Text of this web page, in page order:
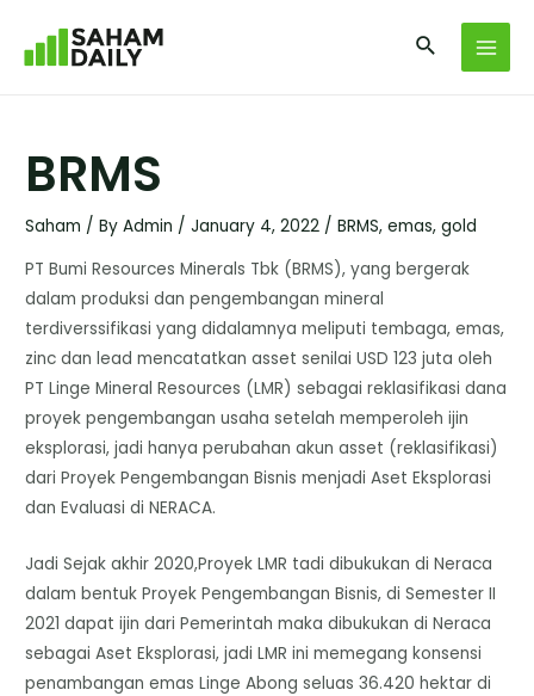
BRMS
Saham / ByAdmin /January 4, 2022 /BRMS,emas,gold
PT Bumi Resources Minerals Tbk (BRMS), yang bergerak
dalam produksi dan pengembangan mineral
terdiverssifikasi yang didalamnya meliputi tembaga, emas,
zinc dan lead mencatatkan asset senilai USD 123 juta oleh
PT Linge Mineral Resources (LMR) sebagai reklasifikasi dana
proyek pengembangan usaha setelah memperoleh ijin
eksplorasi, jadi hanya perubahan akun asset (reklasifikasi)
dari Proyek Pengembangan Bisnis menjadi Aset Eksplorasi
dan Evaluasi di NERACA.
Jadi Sejak akhir 2020,Proyek LMR tadi dibukukan di Neraca
dalam bentuk Proyek Pengembangan Bisnis, di Semester II
2021 dapat ijin dari Pemerintah maka dibukukan di Neraca
sebagai Aset Eksplorasi, jadi LMR ini memegang konsensi
penambangan emas Linge Abong seluas 36.420 hektar di